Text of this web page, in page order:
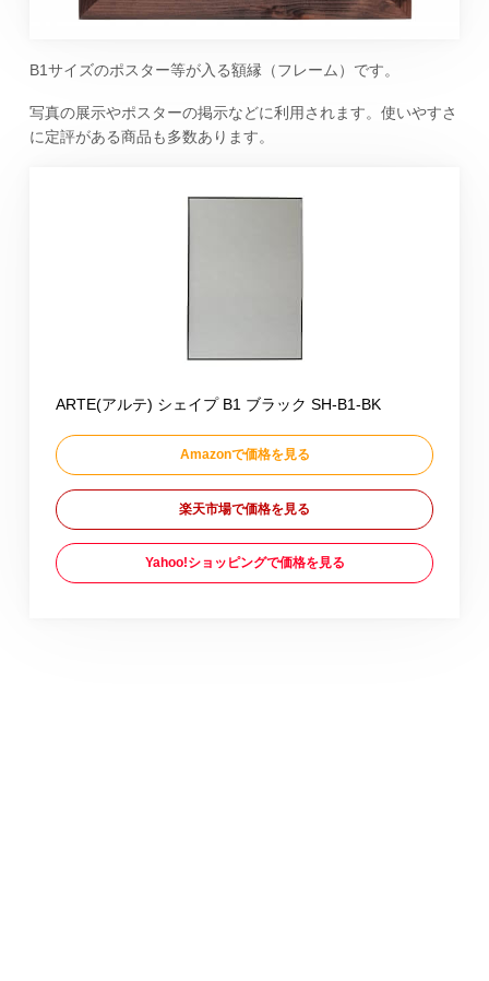
B1サイズのポスター等が入る額縁（フレーム）です。
写真の展示やポスターの掲示などに利用されます。使いやすさ
に定評がある商品も多数あります。
ARTE(アルテ) シェイプ B1 ブラック SH-B1-BK
Amazonで価格を見る
楽天市場で価格を見る
Yahoo!ショッピングで価格を見る